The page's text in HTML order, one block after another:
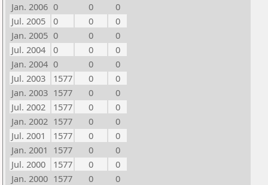
Jan. 2006 0 0
0
Jul. 2005
0 0
0
Jan. 2005 0 0
0
Jul. 2004
0 0
0
Jan. 2004 0 0
0
Jul. 2003
1577 0
0
Jan. 2003 1577 0
0
Jul. 2002
1577 0
0
Jan. 2002 1577 0
0
Jul. 2001
1577 0
0
Jan. 2001 1577 0
0
Jul. 2000
1577 0
0
Jan. 2000 1577 0
0